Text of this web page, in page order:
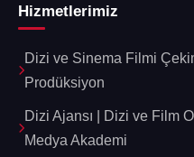
Hizmetlerimiz
Dizi ve Sinema Filmi
Prodüksiyon
Dizi Ajansı | Dizi ve Film
Medya Akademi